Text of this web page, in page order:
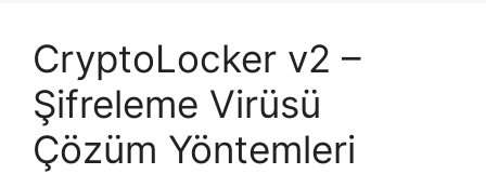
CryptoLocker v2 –
Şifreleme Virüsü
Çözüm Yöntemleri